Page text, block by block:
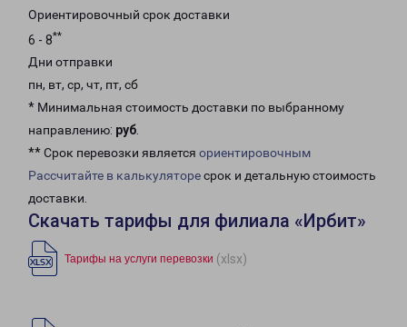
Ориентировочный срок доставки
6 - 8**
Дни отправки
пн, вт, ср, чт, пт, сб
* Минимальная стоимость доставки по выбранному
направлению: руб.
** Срок перевозки является ориентировочным
Рассчитайте в калькуляторесрок и детальную стоимость
доставки.
Скачать тарифы для филиала «Ирбит»
Тарифы на услуги перевозки (xlsx)